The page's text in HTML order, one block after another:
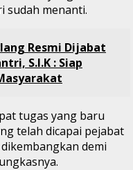
sudah menanti.
Resmi Dijabat
S.I.K : Siap
tugas yang baru
telah dicapai pejabat
demi